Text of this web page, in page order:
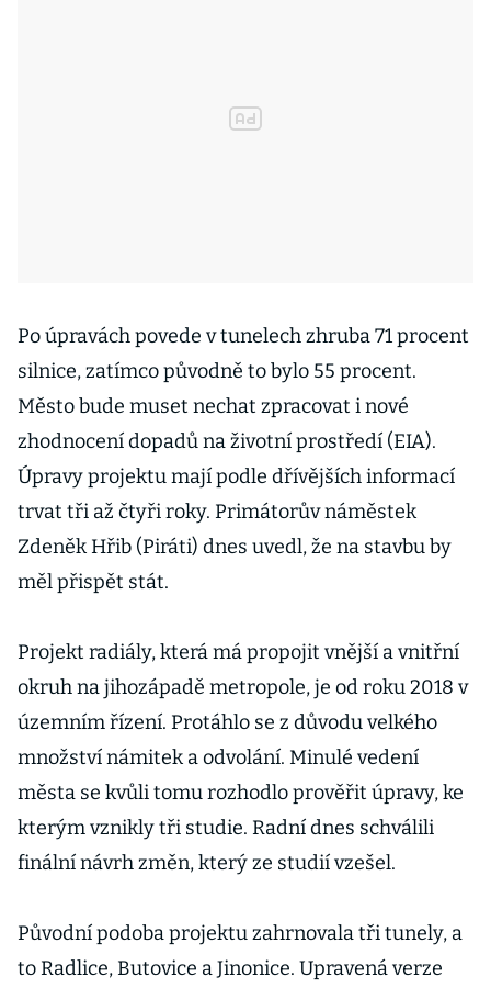
Po úpravách povede v tunelech zhruba 71 procent
silnice, zatímco původně to bylo 55 procent.
Město bude muset nechat zpracovat i nové
zhodnocení dopadů na životní prostředí (EIA).
Úpravy projektu mají podle dřívějších informací
trvat tři až čtyři roky. Primátorův náměstek
Zdeněk Hřib (Piráti) dnes uvedl, že na stavbu by
měl přispět stát.
Projekt radiály, která má propojit vnější a vnitřní
okruh na jihozápadě metropole, je od roku 2018 v
územním řízení. Protáhlo se z důvodu velkého
množství námitek a odvolání. Minulé vedení
města se kvůli tomu rozhodlo prověřit úpravy, ke
kterým vznikly tři studie. Radní dnes schválili
finální návrh změn, který ze studií vzešel.
Původní podoba projektu zahrnovala tři tunely, a
to Radlice, Butovice a Jinonice. Upravená verze